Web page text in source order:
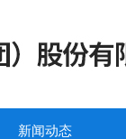
新闻动态